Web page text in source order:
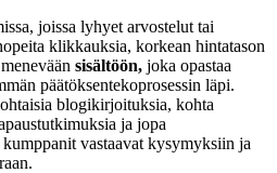
joissa lyhyet arvostelut tai
klikkauksia, korkean hintatason
sisältöön, joka opastaa
päätöksentekoprosessin läpi.
blogikirjoituksia, kohta
ja jopa
vastaavat kysymyksiin ja